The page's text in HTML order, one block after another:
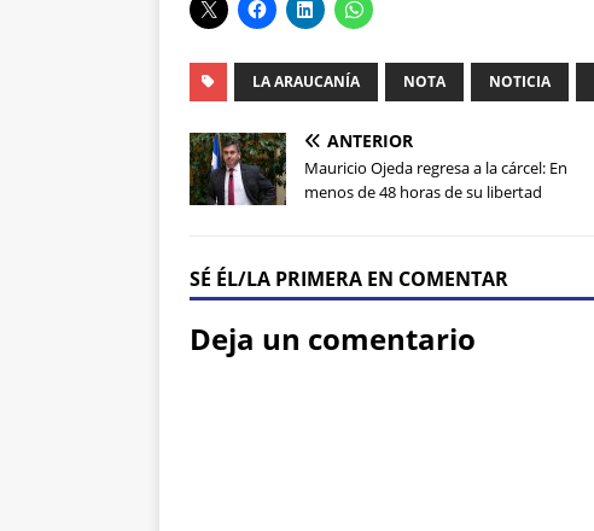
LA ARAUCANÍA NOTA NOTICIA
ANTERIOR
Mauricio Ojeda regresa a la cárcel: En
menos de 48 horas de su libertad
SÉ ÉL/LA PRIMERA EN COMENTAR
Deja un comentario